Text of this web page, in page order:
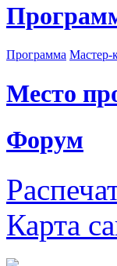
Программа Мастер-
Место
Форум
Карта